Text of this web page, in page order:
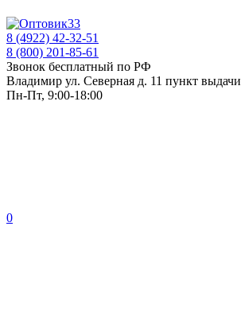
8 (4922) 42-32-51
8 (800) 201-85-61
Звонок бесплатный по РФ
Владимир ул. Северная д. 11 пункт выдачи
Пн-Пт, 9:00-18:00
0